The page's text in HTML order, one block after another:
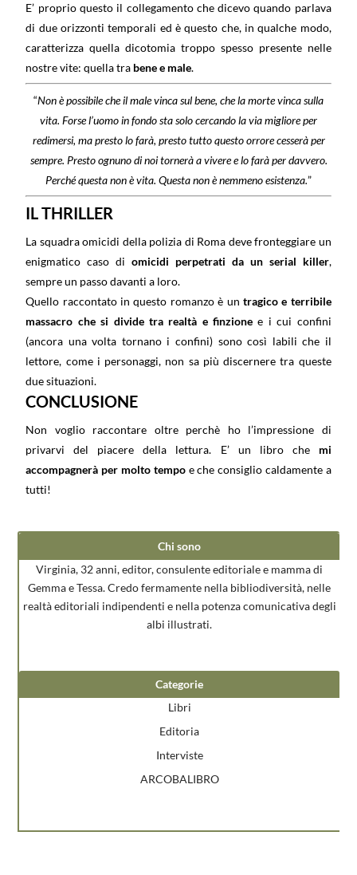
E’ proprio questo il collegamento che dicevo quando parlava
di due orizzonti temporali ed è questo che, in qualche modo,
caratterizza quella dicotomia troppo spesso presente nelle
nostre vite: quella tra bene e male.
“Non è possibile che il male vinca sul bene, che la morte vinca sulla
vita. Forse l’uomo in fondo sta solo cercando la via migliore per
redimersi, ma presto lo farà, presto tutto questo orrore cesserà per
sempre. Presto ognuno di noi tornerà a vivere e lo farà per davvero.
Perché questa non è vita. Questa non è nemmeno esistenza.”
IL THRILLER
La squadra omicidi della polizia di Roma deve fronteggiare un
enigmatico caso diomicidi perpetrati da un serial killer,
sempre un passo davanti a loro.
Quello raccontato in questo romanzo è un tragico e terribile
massacro che si divide tra realtà e finzione e i cui confini
(ancora una volta tornano i confini) sono così labili che il
lettore, come i personaggi, non sa più discernere tra queste
due situazioni.
CONCLUSIONE
Non voglio raccontare oltre perchè ho l’impressione di
privarvi del piacere della lettura. E’ un libro che mi
accompagnerà per molto tempoe che consiglio caldamente a
tutti!
Chi sono
Virginia, 32 anni, editor, consulente editoriale e mamma di
Gemma e Tessa. Credo fermamente nella bibliodiversità, nelle
realtà editoriali indipendenti e nella potenza comunicativa degli
albi illustrati.
Categorie
Libri
Editoria
Interviste
ARCOBALIBRO